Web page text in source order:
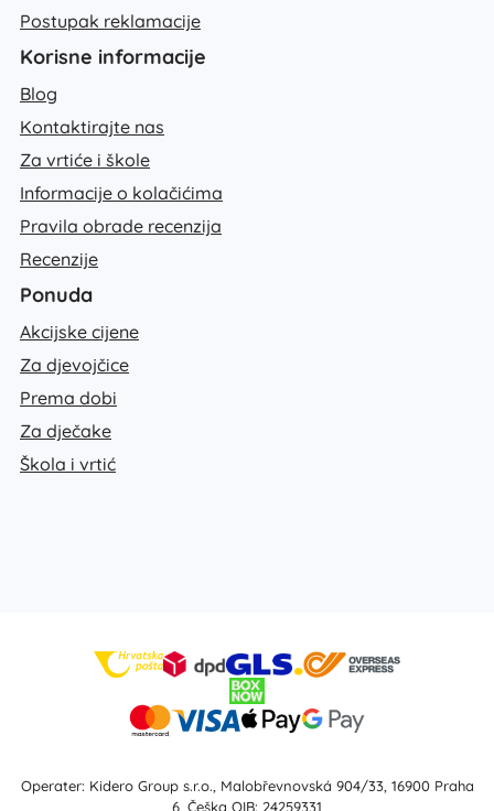
Postupak reklamacije
Korisne informacije
Blog
Kontaktirajte nas
Za vrtiće i škole
Informacije o kolačićima
Pravila obrade recenzija
Recenzije
Ponuda
Akcijske cijene
Za djevojčice
Prema dobi
Za dječake
Škola i vrtić
Operater: Kidero Group s.r.o., Malobřevnovská 904/33, 16900 Praha
6, Češka OIB: 24259331